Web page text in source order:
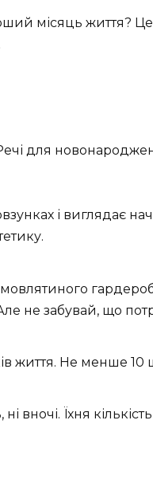
місяць життя?
і виглядає
не забувай, що
життя. Не менше 10
вночі. Їхня